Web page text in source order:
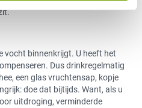
vocht binnenkrijgt. U heeft het
Dus drinkregelmatig
een glas vruchtensap, kopje
doe dat bijtijds. Want, als u
uitdroging, verminderde